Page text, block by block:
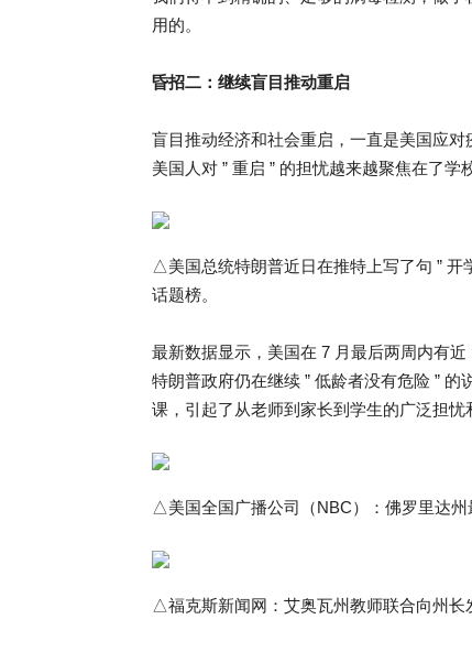
用的。
昏招二：继续盲目推动重启
盲目推动经济和社会重启，一直是美国应
美国人对 ” 重启 ” 的担忧越来越聚焦在了
△美国总统特朗普近日在推特上写了句 ” 开
话题榜。
最新数据显示，美国在 7 月最后两周内有
特朗普政府仍在继续 ” 低龄者没有危险 ”
课，引起了从老师到家长到学生的广泛担忧
△美国全国广播公司（NBC）：佛罗里达州
△福克斯新闻网：艾奥瓦州教师联合向州长